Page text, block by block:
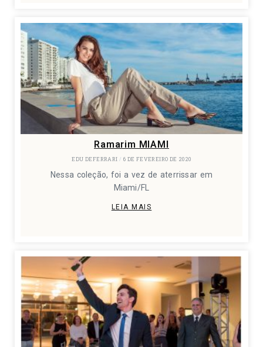
Ramarim MIAMI
EDU DEFERRARI 6 DE FEVEREIRO DE 2020
Nessa coleção, foi a vez de aterrissar em
Miami/FL
LEIA MAIS